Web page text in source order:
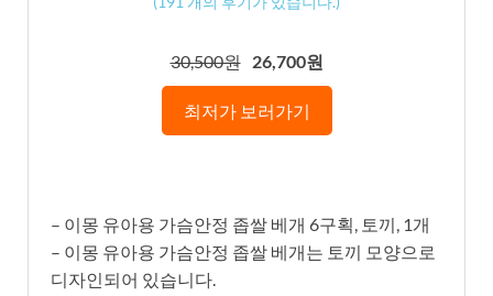
30,500원 26,700원
최저가 보러가기
– 이몽 유아용 가슴안정 좁쌀 베개 6구획, 토끼, 1개
– 이몽 유아용 가슴안정 좁쌀 베개는 토끼 모양으로
디자인되어 있습니다.